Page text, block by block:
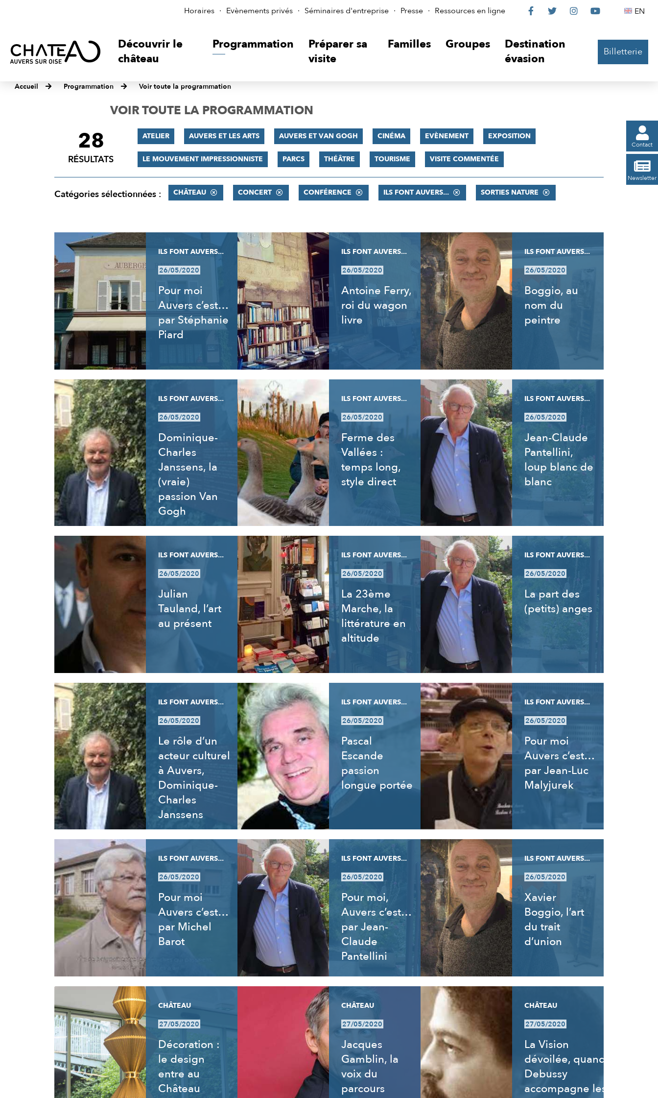
Horaires Evènements privés Séminaires d'entreprise Presse Ressources en ligne
Le
sur

Le

Le

Le
 EN
Découvrir le
château
Programmation
Préparer sa
visite
Familles Groupes
Destination
évasion
Billetterie
Accueil Programmation Voir toute la programmation

Contact

Newsletter
VOIR TOUTE LA PROGRAMMATION
FILTRER
RÉSULTATS
28
RÉSULTATS
ATELIER AUVERS ET LES ARTS AUVERS ET VAN GOGH CINÉMA EVÈNEMENT EXPOSITION
LE MOUVEMENT IMPRESSIONNISTE PARCS THÉÂTRE TOURISME VISITE COMMENTÉE
Catégories sélectionnées : CHÂTEAU CONCERT CONFÉRENCE ILS FONT AUVERS... SORTIES NATURE
RÉSULTATS
ILS FONT AUVERS...
26/05/2020
Pour moi
Auvers c’est…
par Stéphanie
Piard
ILS FONT AUVERS...
26/05/2020
Antoine Ferry,
roi du wagon
livre
ILS FONT AUVERS...
26/05/2020
Boggio, au
nom du
peintre
ILS FONT AUVERS...
26/05/2020
Dominique-
Charles
Janssens, la
(vraie)
passion Van
Gogh
ILS FONT AUVERS...
26/05/2020
Ferme des
Vallées :
temps long,
style direct
ILS FONT AUVERS...
26/05/2020
Jean-Claude
Pantellini,
loup blanc de
blanc
ILS FONT AUVERS...
26/05/2020
Julian
Tauland, l’art
au présent
ILS FONT AUVERS...
26/05/2020
La 23ème
Marche, la
littérature en
altitude
ILS FONT AUVERS...
26/05/2020
La part des
(petits) anges
ILS FONT AUVERS...
26/05/2020
Le rôle d’un
acteur culturel
à Auvers,
Dominique-
Charles
Janssens
ILS FONT AUVERS...
26/05/2020
Pascal
Escande
passion
longue portée
ILS FONT AUVERS...
26/05/2020
Pour moi
Auvers c’est…
par Jean-Luc
Malyjurek
ILS FONT AUVERS...
26/05/2020
Pour moi
Auvers c’est…
par Michel
Barot
ILS FONT AUVERS...
26/05/2020
Pour moi,
Auvers c’est…
par Jean-
Claude
Pantellini
ILS FONT AUVERS...
26/05/2020
Xavier
Boggio, l’art
du trait
d’union
CHÂTEAU
27/05/2020
Décoration :
le design
entre au
Château
CHÂTEAU
27/05/2020
Jacques
Gamblin, la
voix du
parcours
CHÂTEAU
27/05/2020
La Vision
dévoilée, quand
Debussy
accompagne les